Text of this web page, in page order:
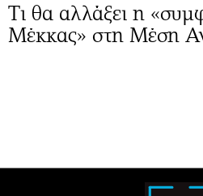
Τι θα αλλάξει η
Μέκκας» στη Μέση